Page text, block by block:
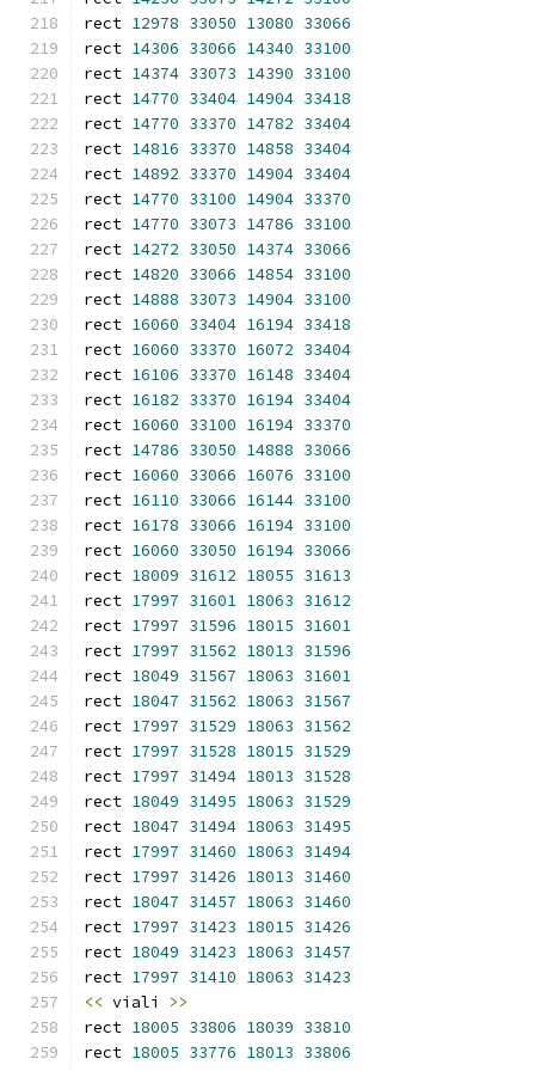
rect 12978 33050 13080 33066
rect 14306 33066 14340 33100
rect 14374 33073 14390 33100
rect 14770 33404 14904 33418
rect 14770 33370 14782 33404
rect 14816 33370 14858 33404
rect 14892 33370 14904 33404
rect 14770 33100 14904 33370
rect 14770 33073 14786 33100
rect 14272 33050 14374 33066
rect 14820 33066 14854 33100
rect 14888 33073 14904 33100
rect 16060 33404 16194 33418
rect 16060 33370 16072 33404
rect 16106 33370 16148 33404
rect 16182 33370 16194 33404
rect 16060 33100 16194 33370
rect 14786 33050 14888 33066
rect 16060 33066 16076 33100
rect 16110 33066 16144 33100
rect 16178 33066 16194 33100
rect 16060 33050 16194 33066
rect 18009 31612 18055 31613
rect 17997 31601 18063 31612
rect 17997 31596 18015 31601
rect 17997 31562 18013 31596
rect 18049 31567 18063 31601
rect 18047 31562 18063 31567
rect 17997 31529 18063 31562
rect 17997 31528 18015 31529
rect 17997 31494 18013 31528
rect 18049 31495 18063 31529
rect 18047 31494 18063 31495
rect 17997 31460 18063 31494
rect 17997 31426 18013 31460
rect 18047 31457 18063 31460
rect 17997 31423 18015 31426
rect 18049 31423 18063 31457
rect 17997 31410 18063 31423
<< viali >>
rect 18005 33806 18039 33810
rect 18005 33776 18013 33806